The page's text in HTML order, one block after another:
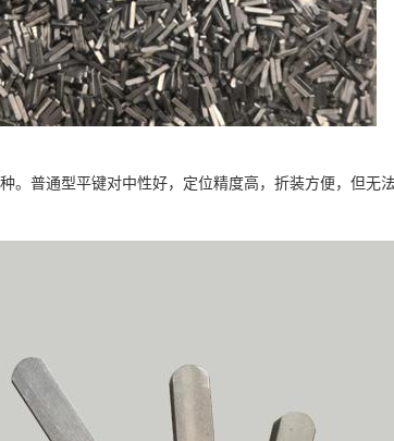
。普通型平键对中性好，定位精度高，折装方便，但无